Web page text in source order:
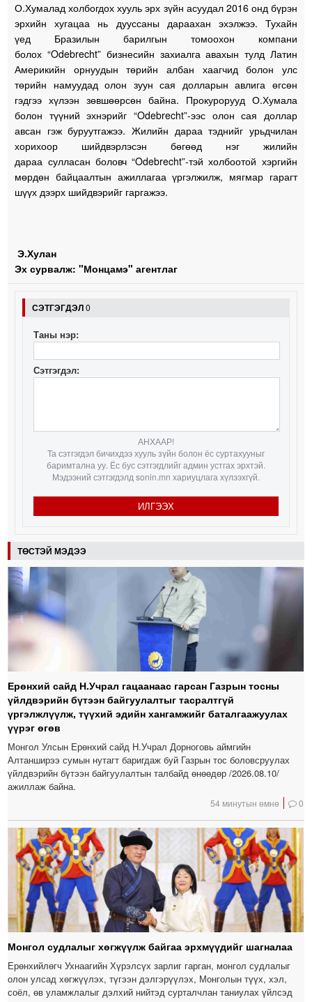
О.Хумалад холбогдох хууль эрх зүйн асуудал 2016 онд бүрэн
эрхийн хугацаа нь дууссаны дараахан эхэлжээ. Тухайн
үед Бразилын барилгын томоохон компани
болох “Odebrecht” бизнесийн захиалга авахын тулд Латин
Америкийн орнуудын төрийн албан хаагчид болон улс
төрийн намуудад олон зуун сая долларын авлига өгсөн
гэдгээ хүлээн зөвшөөрсөн байна. Прокурорууд О.Хумала
болон түүний эхнэрийг “Odebrecht”-ээс олон сая доллар
авсан гэж буруутгажээ. Жилийн дараа тэднийг урьдчилан
хорихоор шийдвэрлэсэн бөгөөд нэг жилийн
дараа сулласан боловч “Odebrecht”-тэй холбоотой хэргийн
мөрдөн байцаалтын ажиллагаа үргэлжилж, мягмар гарагт
шүүх дээрх шийдвэрийг гаргажээ.
Э.Хулан
Эх сурвалж: "Монцамэ" агентлаг
СЭТГЭГДЭЛ0
Таны нэр:
Сэтгэгдэл:
АНХААР!
Та сэтгэгдэл бичихдээ хууль зүйн болон ёс суртахууныг
баримтална уу. Ёс бус сэтгэгдлийг админ устгах эрхтэй.
Мэдээний сэтгэгдэлд sonin.mn хариуцлага хүлээхгүй.
ИЛГЭЭХ
ТӨСТЭЙ МЭДЭЭ
Ерөнхий сайд Н.Учрал гацаанаас гарсан Газрын тосны
үйлдвэрийн бүтээн байгуулалтыг тасралтгүй
үргэлжлүүлж, түүхий эдийн хангамжийг баталгаажуулах
үүрэг өгөв
Монгол Улсын Ерөнхий сайд Н.Учрал Дорноговь аймгийн
Алтанширээ сумын нутагт баригдаж буй Газрын тос боловсруулах
үйлдвэрийн бүтээн байгуулалтын талбайд өнөөдөр /2026.08.10/
ажиллаж байна.
54 минутын өмнө 0
Монгол судлалыг хөгжүүлж байгаа эрхмүүдийг шагналаа
Ерөнхийлөгч Ухнаагийн Хүрэлсүх зарлиг гарган, монгол судлалыг
олон улсад хөгжүүлэх, түгээн дэлгэрүүлэх, Монголын түүх, хэл,
соёл, өв уламжлалыг дэлхий нийтэд сурталчлан таниулах үйлсэд